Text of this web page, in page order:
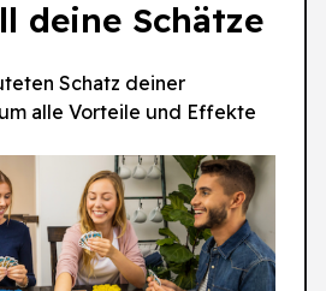
deine Schätze
Schatz deiner
alle Vorteile und Effekte